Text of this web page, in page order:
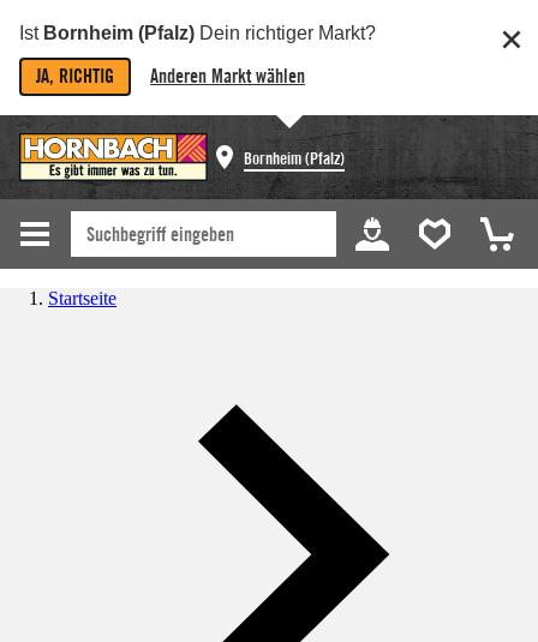
Ist Bornheim (Pfalz) Dein richtiger Markt?
JA, RICHTIG Anderen Markt wählen
Bornheim (Pfalz)
Startseite